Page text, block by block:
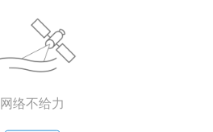
网络不给力